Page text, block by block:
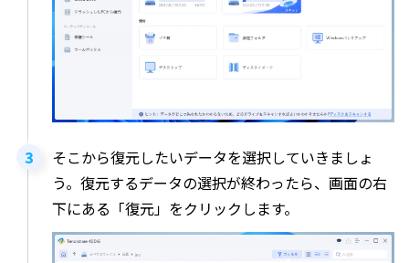
そこから復元したいデータを選択していきましょ
う。復元するデータの選択が終わったら、画面の右
下にある「復元」をクリックします。